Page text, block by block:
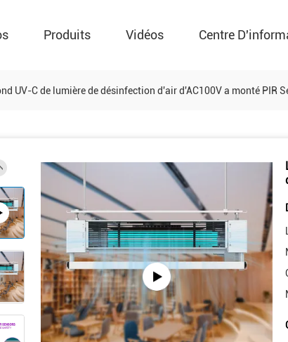
Produits Vidéos Centre
UV-C de lumière de désinfection d'air d'AC100V a monté PIR